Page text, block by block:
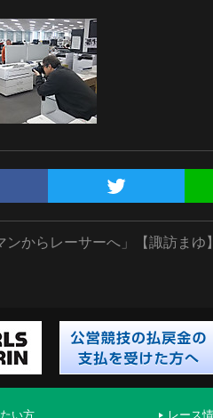
ンからレーサーへ」【諏訪まゆ】
い方 レース